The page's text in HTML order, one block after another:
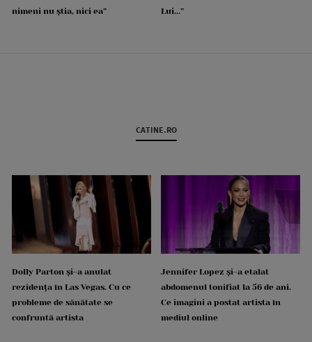
nimeni nu știa, nici ea”
Lui...”
CATINE.RO
Dolly Parton și-a anulat
rezidența în Las Vegas. Cu ce
probleme de sănătate se
confruntă artista
Jennifer Lopez și-a etalat
abdomenul tonifiat la 56 de ani.
Ce imagini a postat artista în
mediul online